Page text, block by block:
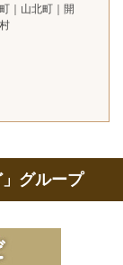
｜山北町｜開
グループ